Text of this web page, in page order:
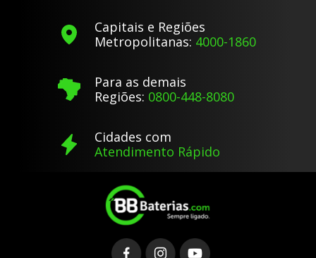
Capitais e Regiões
Metropolitanas: 4000-1860
Para as demais
Regiões: 0800-448-8080
Cidades com
Atendimento Rápido